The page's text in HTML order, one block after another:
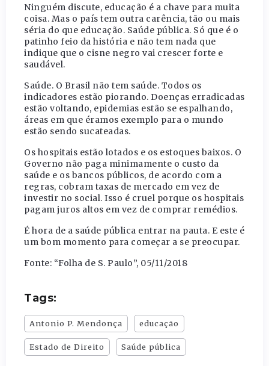
Ninguém discute, educação é a chave para muita
coisa. Mas o país tem outra carência, tão ou mais
séria do que educação. Saúde pública. Só que é o
patinho feio da história e não tem nada que
indique que o cisne negro vai crescer forte e
saudável.
Saúde. O Brasil não tem saúde. Todos os
indicadores estão piorando. Doenças erradicadas
estão voltando, epidemias estão se espalhando,
áreas em que éramos exemplo para o mundo
estão sendo sucateadas.
Os hospitais estão lotados e os estoques baixos. O
Governo não paga minimamente o custo da
saúde e os bancos públicos, de acordo com a
regras, cobram taxas de mercado em vez de
investir no social. Isso é cruel porque os hospitais
pagam juros altos em vez de comprar remédios.
É hora de a saúde pública entrar na pauta. E este é
um bom momento para começar a se preocupar.
Fonte: “Folha de S. Paulo”, 05/11/2018
Tags:
Antonio P. Mendonça educação
Estado de Direito Saúde pública